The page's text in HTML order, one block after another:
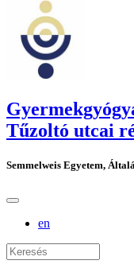
Tűzoltó utcai
Semmelweis Egyetem,
en